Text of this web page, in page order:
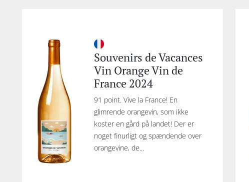
Souvenirs de Vacances
Vin Orange Vin de
France 2024
91 point. Vive la France! En
glimrende orangevin, som ikke
koster en gård på landet! Der er
noget finurligt og spændende over
orangevine, de...